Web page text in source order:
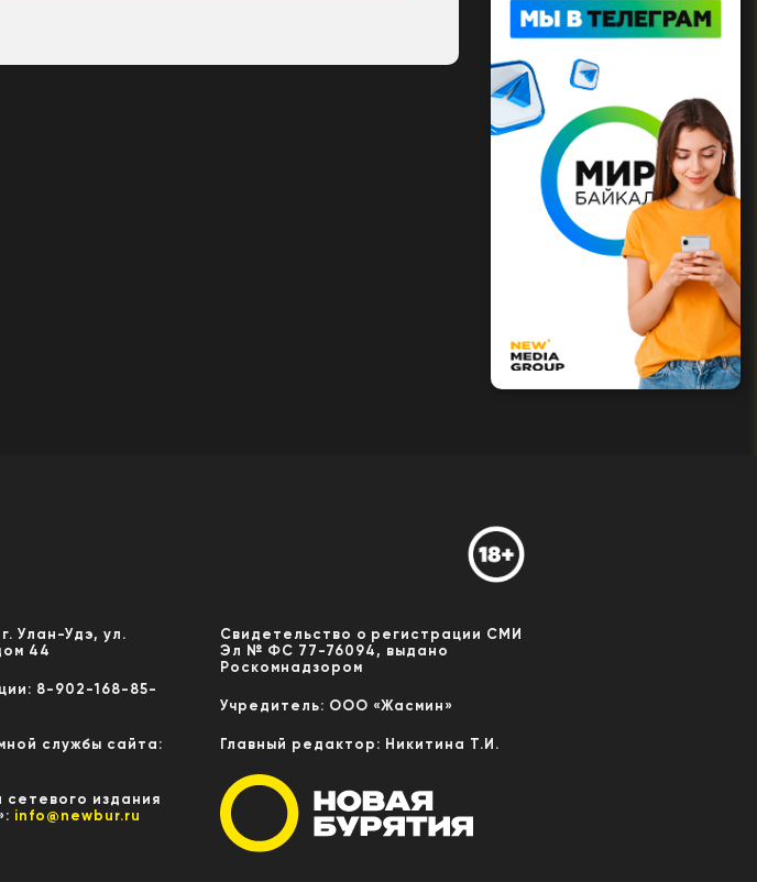
Улан-Удэ, ул.
44
8-902-168-85-
службы сайта:
сетевого издания
info@newbur.ru
Свидетельство о регистрации СМИ
Эл № ФС 77-76094, выдано
Роскомнадзором
Учредитель: ООО «Жасмин»
Главный редактор: Никитина Т.И.